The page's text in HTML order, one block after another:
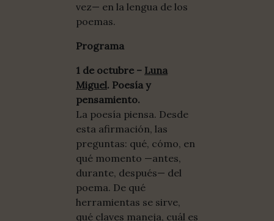
vez— en la lengua de los
poemas.
Programa
1 de octubre – Luna
Miguel. Poesía y
pensamiento.
La poesía piensa. Desde
esta afirmación, las
preguntas: qué, cómo, en
qué momento —antes,
durante, después— del
poema. De qué
herramientas se sirve,
qué claves maneja, cuál es